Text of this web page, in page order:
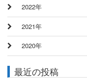
2022年
2021年
2020年
最近の投稿